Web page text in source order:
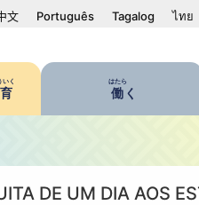
文 Português Tagalog ไทย
いく
働
はたら
く
DE UM DIA AOS